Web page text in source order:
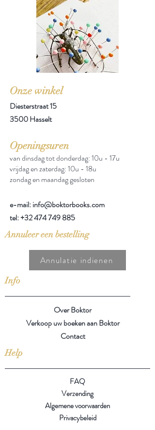
Onze winkel
Diesterstraat 15
3500 Hasselt
Openingsuren
van dinsdag tot donderdag: 10u - 17u
vrijdag en zaterdag: 10u - 18u
zondag en maandag gesloten
e-mail: info@boktorbooks.com
tel:+32 474 749 885
Annuleer een bestelling
Annulatie indienen
Info
Over Boktor
Verkoop uw boeken aan Boktor
Contact
Help
FAQ
Verzending
Algemene voorwaarden
Privacybeleid